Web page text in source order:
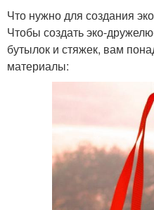
Что нужно для создания
Чтобы создать эко-
бутылок и стяжек, вам
материалы: